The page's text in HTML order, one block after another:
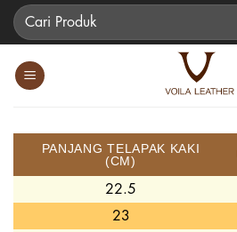
SkipPencarian
untuk:
PANJANG TELAPAK KAKI
(CM)
22.5
23